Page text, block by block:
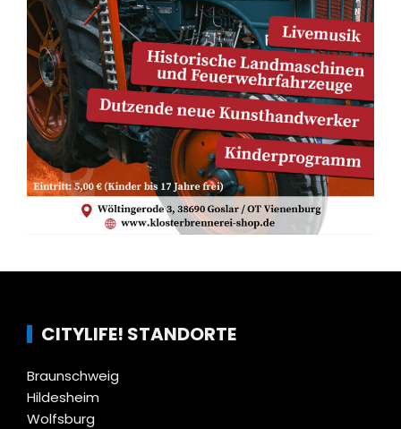
CITYLIFE! STANDORTE
Braunschweig
Hildesheim
Wolfsburg